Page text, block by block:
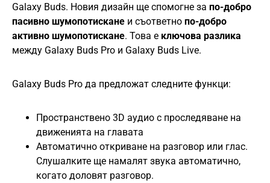
Galaxy Buds. Новия дизайн ще спомогне за по-добро
пасивно шумопотискане и съответно по-добро
активно шумопотискане. Това е ключова разлика
между Galaxy Buds Pro и Galaxy Buds Live.
Galaxy Buds Pro да предложат следните функци:
Пространствено 3D аудио с проследяване на
движенията на главата
Автоматично откриване на разговор или глас.
Слушалките ще намалят звука автоматично,
когато доловят разговор.